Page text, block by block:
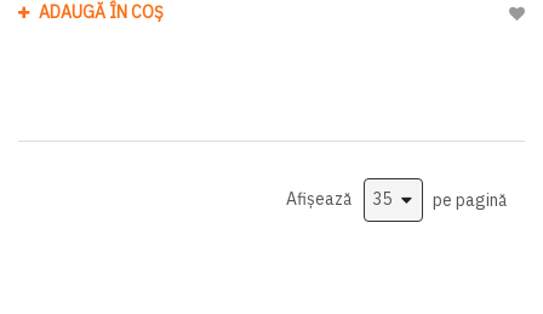
ADAUGĂ ÎN COȘ
Afișează pe pagină